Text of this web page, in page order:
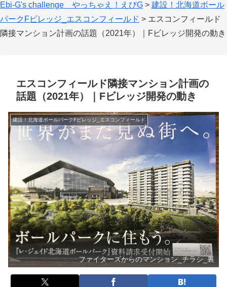
Ebi-G's challenge やっちゃえ！えびG > 建設！北海道ボール
パークFビレッジ_エスコンフィールド > エスコンフィールド
隣接マンション計画の話題（2021年）｜Fビレッジ開発の動き
エスコンフィールド隣接マンション計画の
話題（2021年）｜Fビレッジ開発の動き
建設！北海道ボールパークFビレッジ_エスコンフィールド
ファイターズからのマンション_チラシ_裏